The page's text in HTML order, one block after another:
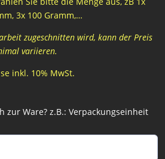
3x 100 Gramm,…
zugeschnitten wird, kann der Preis
variieren.
inkl. 10% MwSt.
zur Ware? z.B.: Verpackungseinheit